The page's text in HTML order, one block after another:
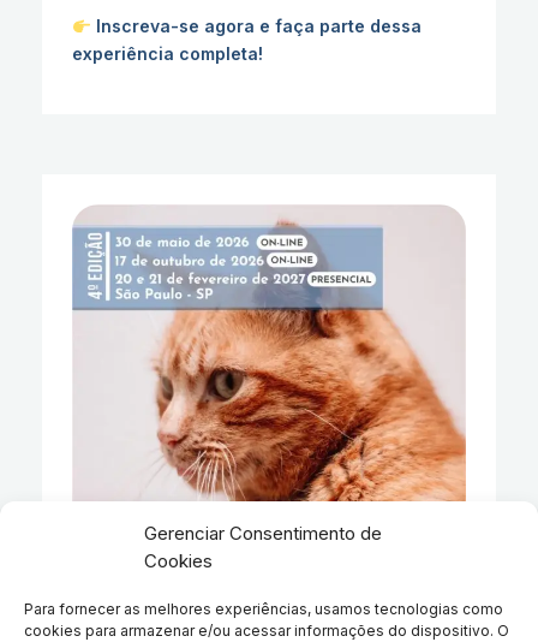
Gerenciar Consentimento de
Cookies
Para fornecer as melhores experiências, usamos tecnologias como
cookies para armazenar e/ou acessar informações do dispositivo. O
Inscreva-se agora e faça parte dessa
experiência completa!